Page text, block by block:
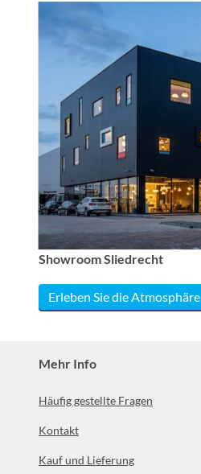
Showroom Sliedrecht
Erleben Sie die Atmosphäre
Mehr Info
Häufig gestellte Fragen
Kontakt
Kauf und Lieferung